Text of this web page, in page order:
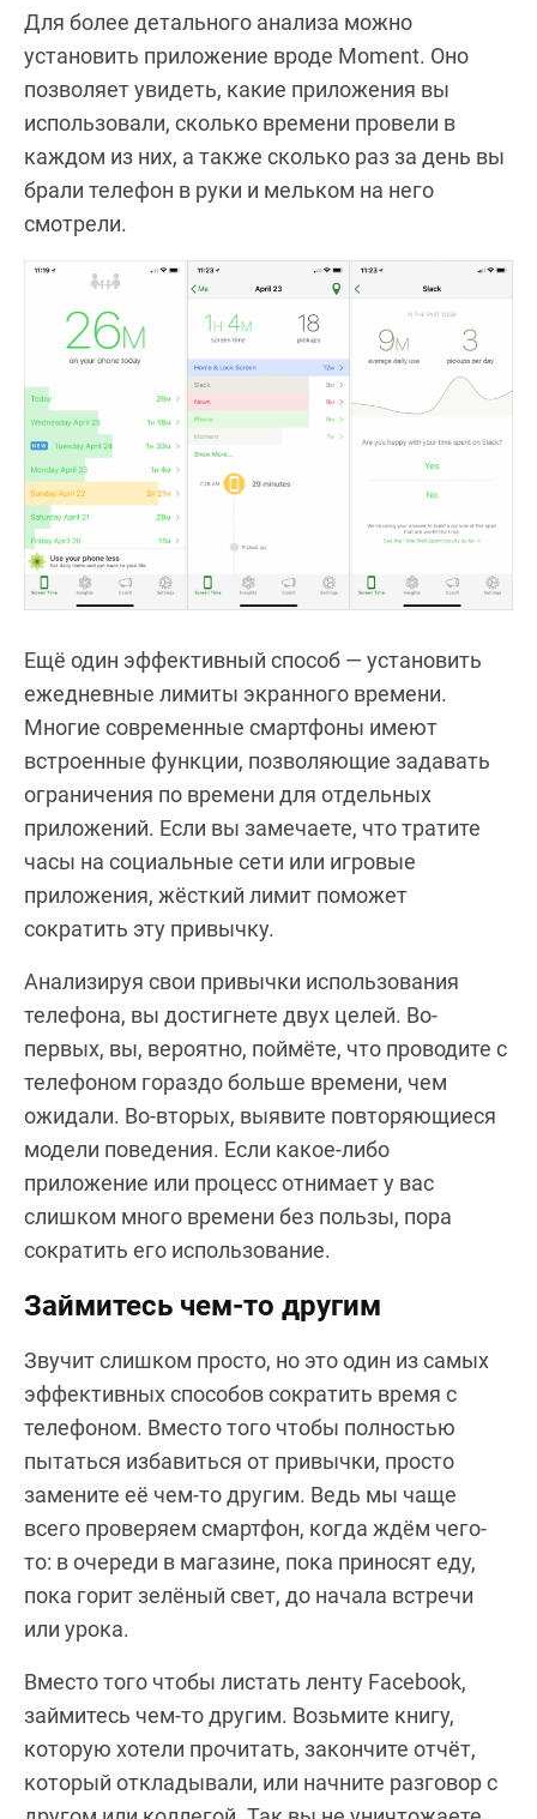
Для более детального анализа можно
установить приложение вроде Moment. Оно
позволяет увидеть, какие приложения вы
использовали, сколько времени провели в
каждом из них, а также сколько раз за день вы
брали телефон в руки и мельком на него
смотрели.
Ещё один эффективный способ — установить
ежедневные лимиты экранного времени.
Многие современные смартфоны имеют
встроенные функции, позволяющие задавать
ограничения по времени для отдельных
приложений. Если вы замечаете, что тратите
часы на социальные сети или игровые
приложения, жёсткий лимит поможет
сократить эту привычку.
Анализируя свои привычки использования
телефона, вы достигнете двух целей. Во-
первых, вы, вероятно, поймёте, что проводите с
телефоном гораздо больше времени, чем
ожидали. Во-вторых, выявите повторяющиеся
модели поведения. Если какое-либо
приложение или процесс отнимает у вас
слишком много времени без пользы, пора
сократить его использование.
Займитесь чем-то другим
Звучит слишком просто, но это один из самых
эффективных способов сократить время с
телефоном. Вместо того чтобы полностью
пытаться избавиться от привычки, просто
замените её чем-то другим. Ведь мы чаще
всего проверяем смартфон, когда ждём чего-
то: в очереди в магазине, пока приносят еду,
пока горит зелёный свет, до начала встречи
или урока.
Вместо того чтобы листать ленту Facebook,
займитесь чем-то другим. Возьмите книгу,
которую хотели прочитать, закончите отчёт,
который откладывали, или начните разговор с